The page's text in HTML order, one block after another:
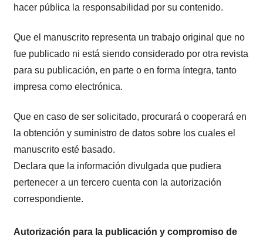
hacer pública la responsabilidad por su contenido.
Que el manuscrito representa un trabajo original que no
fue publicado ni está siendo considerado por otra revista
para su publicación, en parte o en forma íntegra, tanto
impresa como electrónica.
Que en caso de ser solicitado, procurará o cooperará en
la obtención y suministro de datos sobre los cuales el
manuscrito esté basado.
Declara que la información divulgada que pudiera
pertenecer a un tercero cuenta con la autorización
correspondiente.
Autorización para la publicación y compromiso de